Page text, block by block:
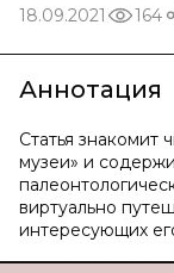
18.09.2021 164
Аннотация
Статья знакомит
музеи» и
виртуально
интересующих